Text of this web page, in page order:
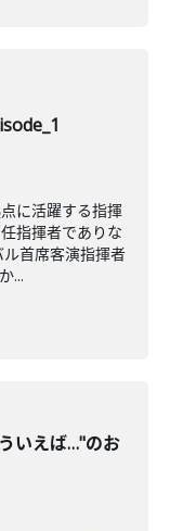
に活躍する指揮
指揮者でありな
首席客演指揮者
...
いえば…"のお